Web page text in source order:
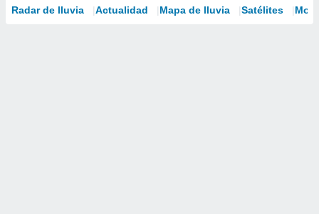
Radar de lluvia Actualidad Mapa de lluvia Satélites